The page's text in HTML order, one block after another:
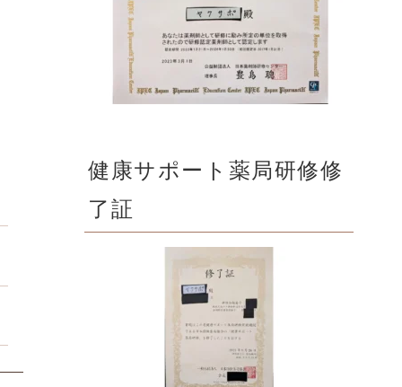
健康サポート薬局研修修
了証